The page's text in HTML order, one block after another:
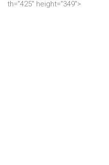
th="425" height="349">